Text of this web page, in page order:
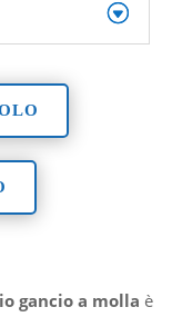
gancio a molla è